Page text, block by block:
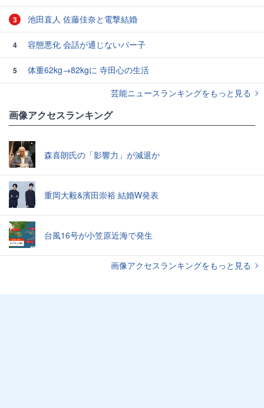
3 池田直人 佐藤佳奈と電撃結婚
4 容態悪化 会話が通じないパー子
5
体重62kg→82kgに 寺田心の生活
芸能ニュースランキングをもっと見る
画像アクセスランキング
森喜朗氏の「影響力」が減退か
重岡大毅&濱田崇裕 結婚W発表
台風16号が小笠原近海で発生
画像アクセスランキングをもっと見る